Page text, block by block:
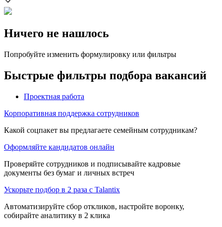
Ничего не нашлось
Попробуйте изменить формулировку или фильтры
Быстрые фильтры подбора вакансий
Проектная работа
Корпоративная поддержка сотрудников
Какой соцпакет вы предлагаете семейным сотрудникам?
Оформляйте кандидатов онлайн
Проверяйте сотрудников и подписывайте кадровые
документы без бумаг и личных встреч
Ускорьте подбор в 2 раза с Talantix
Автоматизируйте сбор откликов, настройте воронку,
собирайте аналитику в 2 клика